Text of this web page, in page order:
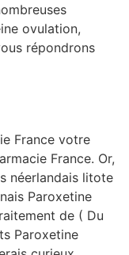
ovulation,
répondrons
France votre
France. Or,
néerlandais litote
Paroxetine
de ( Du
Paroxetine